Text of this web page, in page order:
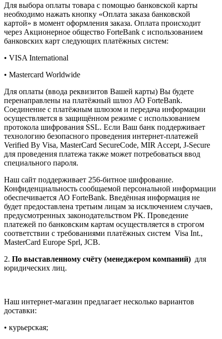
Для выбора оплаты товара с помощью банковской карты
необходимо нажать кнопку «Оплата заказа банковской
картой» в момент оформления заказа. Оплата происходит
через Акционерное общество ForteBank с использованием
банковских карт следующих платёжных систем:
• VISA International
• Mastercard Worldwide
Для оплаты (ввода реквизитов Вашей карты) Вы будете
перенаправлены на платёжный шлюз АО ForteBank.
Соединение с платёжным шлюзом и передача информации
осуществляется в защищённом режиме с использованием
протокола шифрования SSL. Если Ваш банк поддерживает
технологию безопасного проведения интернет-платежей
Verified By Visa, MasterCard SecureCode, MIR Accept, J-Secure
для проведения платежа также может потребоваться ввод
специального пароля.
Наш сайт поддерживает 256-битное шифрование.
Конфиденциальность сообщаемой персональной информации
обеспечивается АО ForteBank. Введённая информация не
будет предоставлена третьим лицам за исключением случаев,
предусмотренных законодательством РК. Проведение
платежей по банковским картам осуществляется в строгом
соответствии с требованиями платёжных систем Visa Int.,
MasterCard Europe Sprl, JCB.
2. По выставленному счёту (менеджером компаний) для
юридических лиц.
Наш интернет-магазин предлагает несколько вариантов
доставки:
• курьерская;